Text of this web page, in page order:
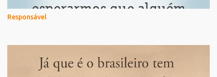
Responsável